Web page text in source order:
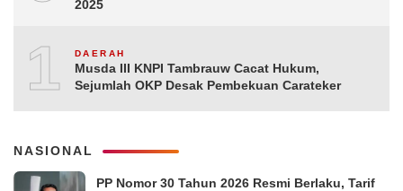
2025
10DAERAH
Musda III KNPI Tambrauw Cacat Hukum,
Sejumlah OKP Desak Pembekuan Carateker
NASIONAL
PP Nomor 30 Tahun 2026 Resmi Berlaku, Tarif